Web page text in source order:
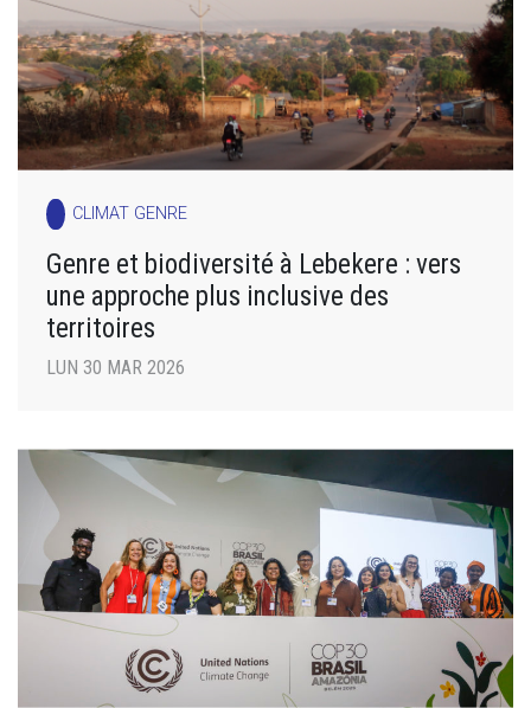
CLIMAT GENRE
Genre et biodiversité à Lebekere : vers
une approche plus inclusive des
territoires
LUN 30 MAR 2026